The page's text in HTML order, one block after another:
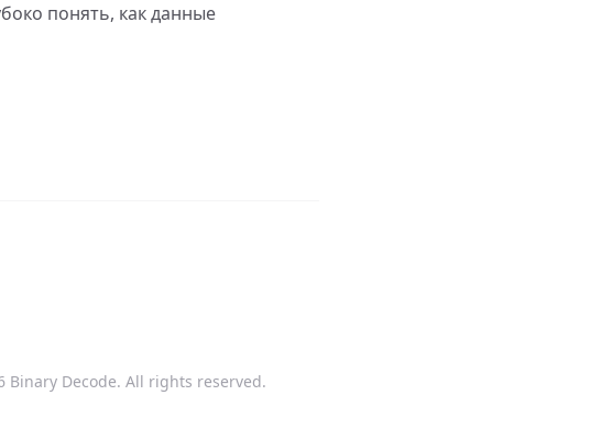
понять, как данные
Binary Decode. All rights reserved.